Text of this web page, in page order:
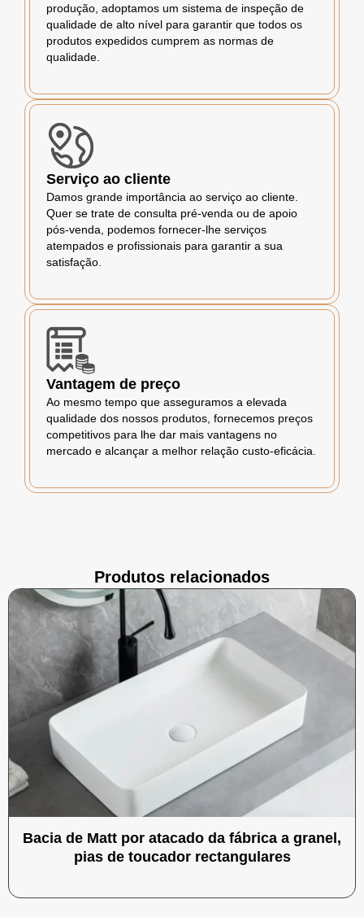
produção, adoptamos um sistema de inspeção de
qualidade de alto nível para garantir que todos os
produtos expedidos cumprem as normas de
qualidade.
Serviço ao cliente
Damos grande importância ao serviço ao cliente.
Quer se trate de consulta pré-venda ou de apoio
pós-venda, podemos fornecer-lhe serviços
atempados e profissionais para garantir a sua
satisfação.
Vantagem de preço
Ao mesmo tempo que asseguramos a elevada
qualidade dos nossos produtos, fornecemos preços
competitivos para lhe dar mais vantagens no
mercado e alcançar a melhor relação custo-eficácia.
Produtos relacionados
Bacia de Matt por atacado da fábrica a granel,
pias de toucador rectangulares